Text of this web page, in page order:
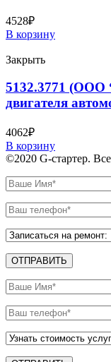
4528₽
В корзину
Закрыть
5132.3771 (ООО
двигателя
4062₽
В корзину
©2020 G-стартер.